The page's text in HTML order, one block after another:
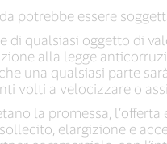
potrebbe essere
di qualsiasi oggetto di
alla legge
una qualsiasi parte
volti a velocizzare o
la promessa,
elargizione e